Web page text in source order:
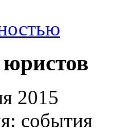
2015
события